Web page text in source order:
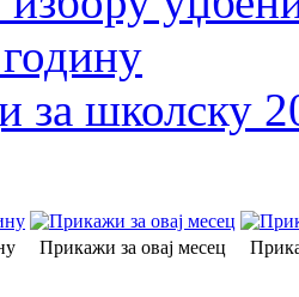
за школску
Прикажи за овај месец